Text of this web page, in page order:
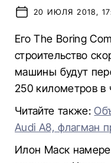
20 ИЮЛЯ 2018,
Его The Boring
строительство
машины будут
250 километров в
Читайте также:
Audi A8, флагман
Илон Маск